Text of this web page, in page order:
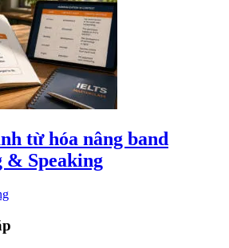
từ hóa nâng band
Speaking